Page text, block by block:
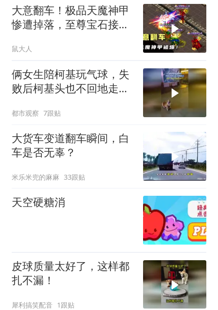
大意翻车！极品天魔神甲
惨遭掉落，至尊宝石接连
鼠大人
俩女生陪柯基玩气球，失
败后柯基头也不回地走
走了
都市观察 7跟贴
大货车变道翻车瞬间，白
车是否无辜？
米乐米兜的麻麻 33跟贴
天空硬糖消
皮球质量太好了，这样都
扎不漏！
犀利搞笑配音 1跟贴